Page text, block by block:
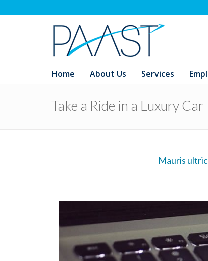
Home About Us Services
Take a Ride in a Luxury Car
Mauris